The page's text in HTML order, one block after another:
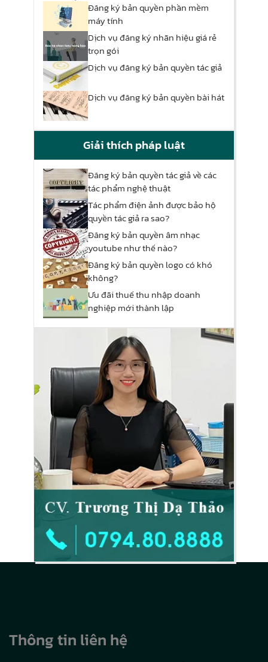
Đăng ký bản quyền phần mềm
máy tính
Dịch vụ đăng ký nhãn hiệu giá rẻ
trọn gói
Dịch vụ đăng ký bản quyền tác giả
Dịch vụ đăng ký bản quyền bài hát
Giải thích pháp luật
Đăng ký bản quyền tác giả về các
tác phẩm nghệ thuật
Tác phẩm điện ảnh được bảo hộ
quyền tác giả ra sao?
Đăng ký bản quyền âm nhạc
youtube như thế nào?
Đăng ký bản quyền logo có khó
không?
Ưu đãi thuế thu nhập doanh
nghiệp mới thành lập
Thông tin liên hệ